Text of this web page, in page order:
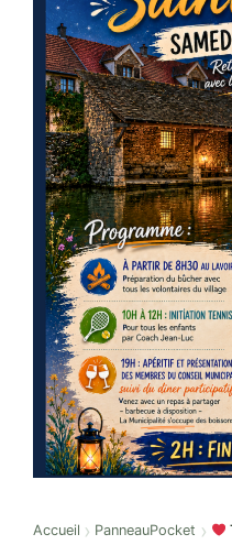
Accueil › PanneauPocket ›